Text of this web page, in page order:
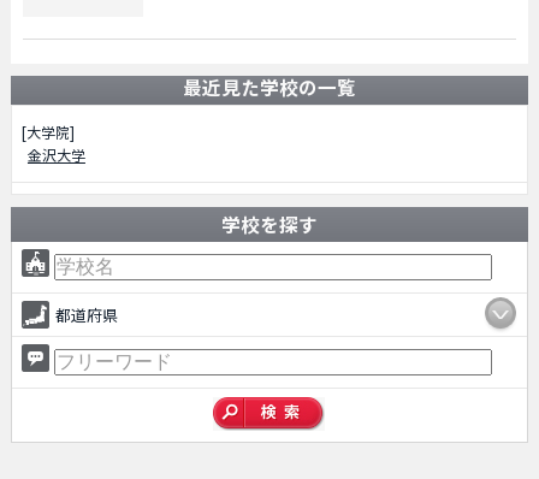
最近見た学校の一覧
[大学院]
金沢大学
学校を探す
都道府県